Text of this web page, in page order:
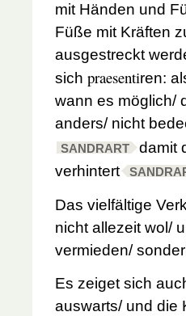
mit Händen und
Füße mit Kräften
ausgestreckt
sich praesentiren:
wann es möglich/
anders/ nicht
SANDRART damit
verhintert
Das vielfältige
nicht allezeit wol/
vermieden/
Es zeiget sich
auswarts/ und die